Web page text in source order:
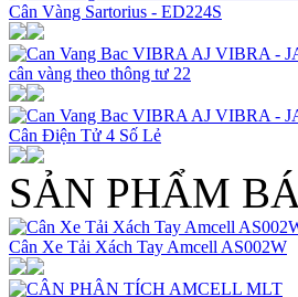
Cân Vàng Sartorius - ED224S
cân vàng theo thông tư 22
Cân Điện Tử 4 Số Lẻ
SẢN PHẨM
Cân Xe Tải Xách Tay Amcell AS002W